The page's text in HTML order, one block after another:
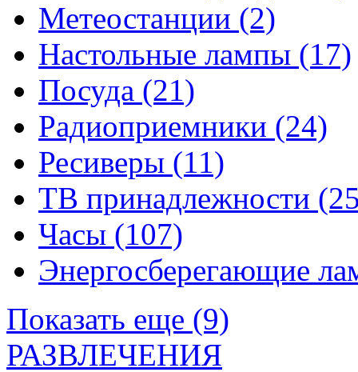
Метеостанции (2)
Настольные лампы (17)
Посуда (21)
Радиоприемники (24)
Ресиверы (11)
ТВ принадлежности
Часы (107)
Энергосберегающие
Показать еще (9)
РАЗВЛЕЧЕНИЯ